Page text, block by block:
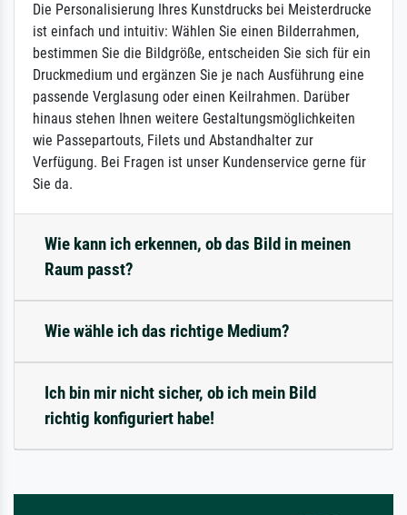
Die Personalisierung Ihres Kunstdrucks bei Meisterdrucke
ist einfach und intuitiv: Wählen Sie einen Bilderrahmen,
bestimmen Sie die Bildgröße, entscheiden Sie sich für ein
Druckmedium und ergänzen Sie je nach Ausführung eine
passende Verglasung oder einen Keilrahmen. Darüber
hinaus stehen Ihnen weitere Gestaltungsmöglichkeiten
wie Passepartouts, Filets und Abstandhalter zur
Verfügung. Bei Fragen ist unser Kundenservice gerne für
Sie da.
Wie kann ich erkennen, ob das Bild in meinen
Raum passt?
Wie wähle ich das richtige Medium?
Ich bin mir nicht sicher, ob ich mein Bild
richtig konfiguriert habe!